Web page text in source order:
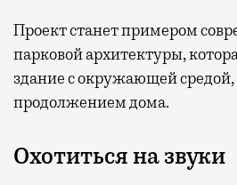
Проект станет примером
парковой архитектуры,
здание с окружающей
продолжением дома.
Охотиться на звуки